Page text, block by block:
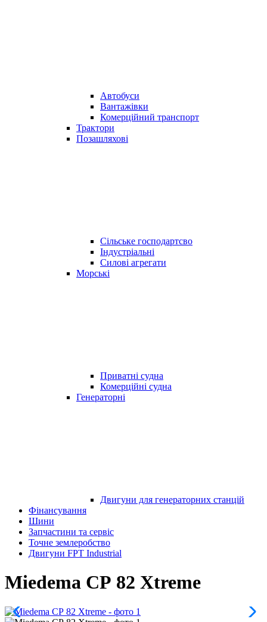
Автобуси
Вантажівки
Комерційний транспорт
Трактори
Позашляхові
Сільське господартсво
Індустріальні
Силові агрегати
Морські
Приватні судна
Комерційні судна
Генераторні
Двигуни для генераторних станцій
Фінансування
Шини
Запчастини та сервіс
Точне землеробство
Двигуни FPT Industrial
Miedema СР 82 Xtreme